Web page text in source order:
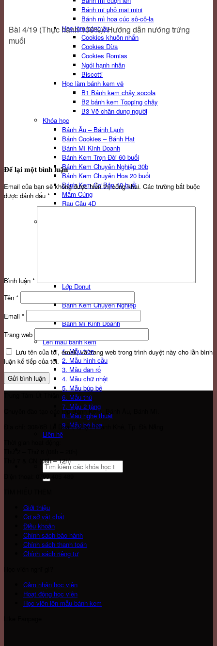
Bánh mi phô mai mini
Bánh mì hoa cúc sô-cô-la
Học làm bánh âu
Cookies khuôn nhấn
Cookies Dừa
Cookies Romias
Ngói hạnh nhân
Biscotti
Học làm bánh kem vẽ
B1 Bánh kem chảy socola
B2 bánh kem Topping chảy
B3 Vẽ chân dung người
Khóa học
Bánh Âu – Bánh Lạnh
Bánh Cookies – Bánh Hạt
Bánh Mì Kinh Doanh
Bánh Kem Trọn Đời 60 buổi
Bánh Kem Chuyên Nghiệp 30b
Bánh Kem Chuyên Hoa 20 buổi
Bánh Kem Cơ Bản 10 buổi
Mâm Cúng
Rau Câu 4D
Lớp Donut
Bánh Kem Chuyên Nghiệp
Bánh Mì Kinh Doanh
Lên mẫu bánh kem
1. Mẫu tròn
2. Mẫu hình cầu
3. Mẫu đan rổ
4. Mẫu chữ nhật
5. Mẫu búp bê
6. Mẫu thú
7. Mẫu 2 tầng
8. Mẫu nghệ thuật
9. Mẫu bó hoa
Liên hệ
Search
for:
Bài 4/19 (Thực hành 100%): Hướng dẫn nướng trứng
muối
Để lại một bình luận
Email của bạn sẽ không được hiển thị công khai. Các trường bắt buộc
được đánh dấu *
Bình luận *
Tên *
Email *
Trang web
Lưu tên của tôi, email, và trang web trong trình duyệt này cho lần bình
luận kế tiếp của tôi.
Chuyên đào tạo các lớp Bánh Kem, Bánh Âu, Bánh Mì.
Địa chỉ: 308/6B Lê Duẩn, Quận Thanh Khê, Tp. Đà Nẵng
Thứ 7 & CN (08h – 12h)
Điện thoại: 0799 405 489
Giới thiệu
Cơ sở vật chất
Điều khoản
Chính sách bảo hành
Chính sách thanh toán
Chính sách riêng tư
Cảm nhận học viên
Hoạt động học viên
Học viên lên mẫu bánh kem